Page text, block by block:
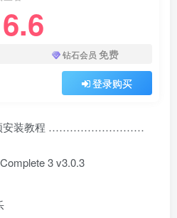
6.6
钻石会员 免费
登录购买
频安装教程 ………………………
3 v3.0.3